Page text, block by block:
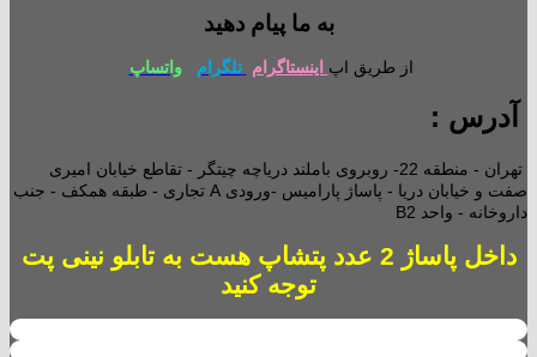
به ما پیام دهید
از طریق اپ اینستاگرام تلگرام واتساپ
آدرس :
تهران - منطقه 22- روبروی باملند دریاچه چیتگر - تقاطع خیابان امیری
صفت و خیابان دریا - پاساژ پارامیس -ورودی A تجاری -
طبقه همکف - جنب
داروخانه - واحد B2
داخل پاساژ 2 عدد پتشاپ هست به تابلو نینی پت
توجه کنید